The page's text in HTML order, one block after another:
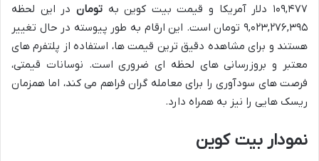
۱۰۹,۴۷۷ دلار آمریکا و قیمت بیت کوین به
تومان در این لحظه
۹,۰۲۳,۲۷۶,۳۹۵ تومان است. این ارقام به طور پیوسته در حال تغییر
هستند و برای مشاهده دقیق ترین قیمت ها، استفاده از پلتفرم های
معتبر و بروزرسانی های لحظه ای ضروری است. نوسانات قیمتی،
فرصت های سودآوری را برای معامله گران فراهم می کند، اما همزمان
ریسک هایی را نیز به همراه دارد.
نمودار بیت کوین